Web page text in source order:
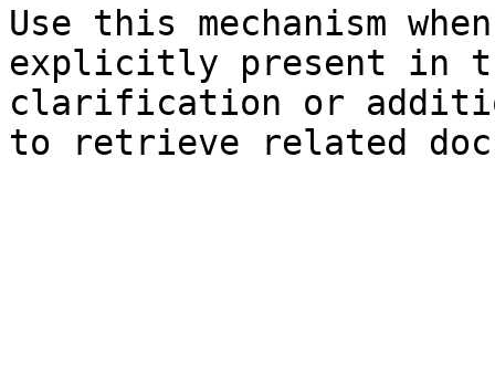
Use this mechanism
explicitly present in
clarification or